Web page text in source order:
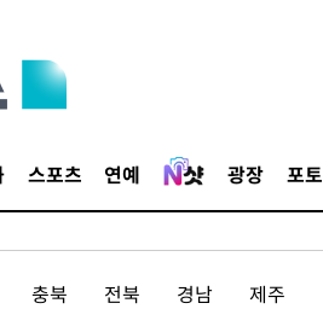
스포츠 연예 광장 포토
충북 전북 경남 제주